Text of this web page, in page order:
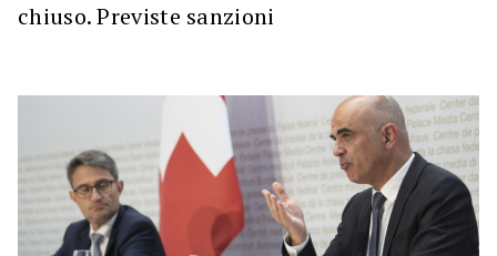
chiuso. Previste sanzioni